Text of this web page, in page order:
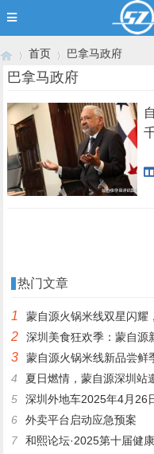
›
首页
›
巴拿马政府
巴拿马政府
热门文章
1 蒙自源火锅米线双星闪耀
2 深圳美食狂欢季：蒙自源
3
蒙自源火锅米线新品尝鲜
4
夏日燃情，蒙自源深圳站
5
深圳外地车2025年4月26
6
外卖平台启动应急预案
7
和熙论坛·2025第十届健